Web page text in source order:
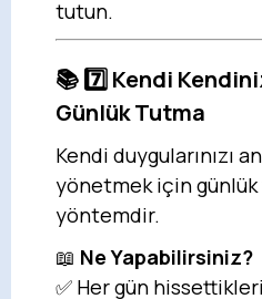
tutun.
📚 7️⃣ Kendi
Günlük Tutma
Kendi duygularınızı
yönetmek için
yöntemdir.
📖 Ne Yapabilirsiniz?
✅ Her gün